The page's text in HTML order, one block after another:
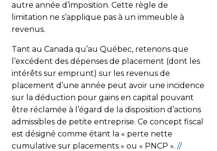
autre année d’imposition. Cette règle de
limitation ne s’applique pas à un immeuble à
revenus.
Tant au Canada qu’au Québec, retenons que
l’excédent des dépenses de placement (dont les
intérêts sur emprunt) sur les revenus de
placement d’une année peut avoir une incidence
sur la déduction pour gains en capital pouvant
être réclamée à l’égard de la disposition d’actions
admissibles de petite entreprise. Ce concept fiscal
est désigné comme étant la « perte nette
cumulative sur placements » ou « PNCP ». //